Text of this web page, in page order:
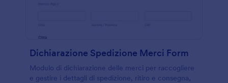
Dichiarazione Spedizione Merci Form
Modulo di dichiarazione delle merci per raccogliere
e gestire i dettagli di spedizione, ritiro e consegna,